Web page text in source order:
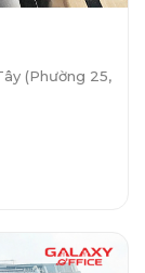
(Phường 25,